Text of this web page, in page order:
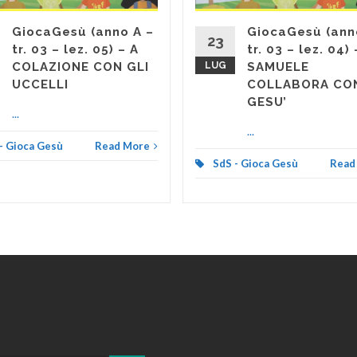
GiocaGesù (anno A –
tr. 03 – lez. 05) – A
COLAZIONE CON GLI
UCCELLI
...
Gioca Gesù Read More
23
LUG
GiocaGesù
tr. 03 – lez. 04)
SAMUELE
COLLABORA
GESU’
...
SdS - Gioca Gesù